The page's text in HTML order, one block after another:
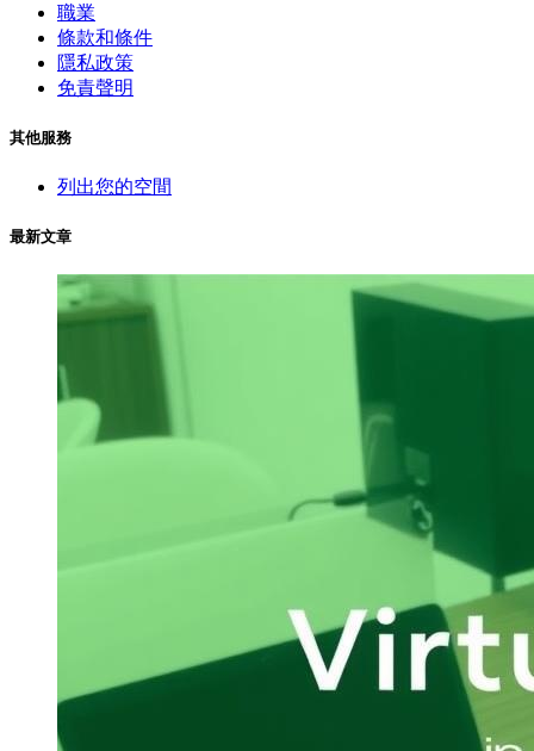
職業
條款和條件
隱私政策
免責聲明
其他服務
列出您的空間
最新文章